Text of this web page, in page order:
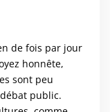
de fois par jour
honnête,
sont peu
public.